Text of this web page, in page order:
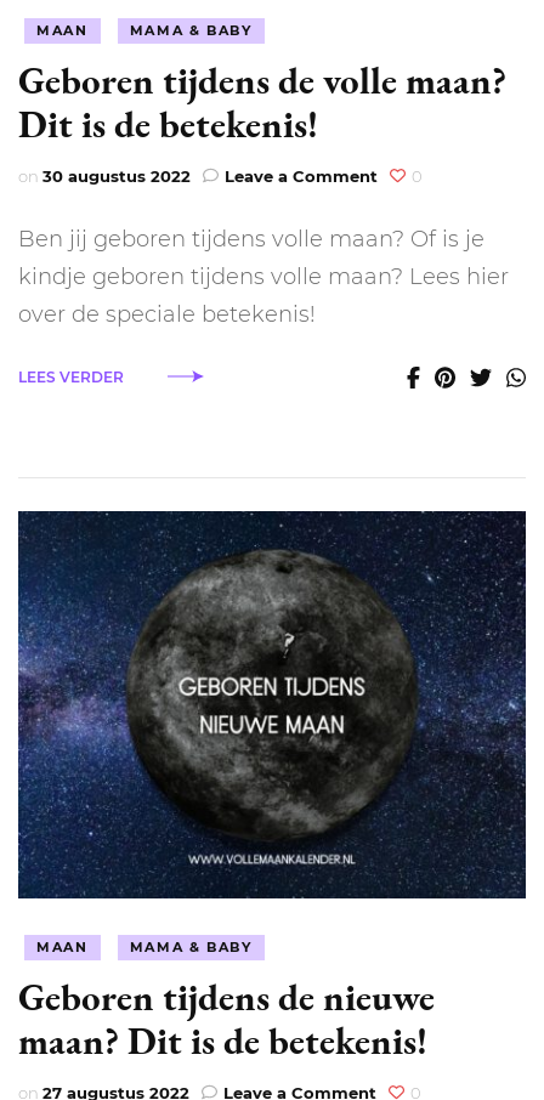
MAAN MAMA & BABY
Geboren tijdens de volle maan?
Dit is de betekenis!
on 30 augustus 2022 Leave a Comment on
de
volle
betekenis!
0
Ben jij geboren tijdens volle maan? Of is je
kindje geboren tijdens volle maan? Lees hier
over de speciale betekenis!
LEES VERDER
MAAN MAMA & BABY
Geboren tijdens de nieuwe
maan? Dit is de betekenis!
on 27 augustus 2022 Leave a Comment on
0